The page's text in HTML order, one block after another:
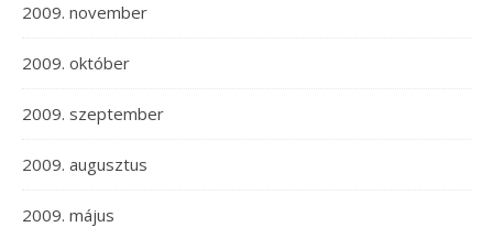
2009. november
2009. október
2009. szeptember
2009. augusztus
2009. május